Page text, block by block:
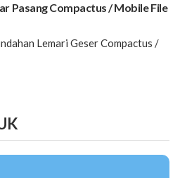
Pasang Compactus / Mobile File
Lemari Geser Compactus /